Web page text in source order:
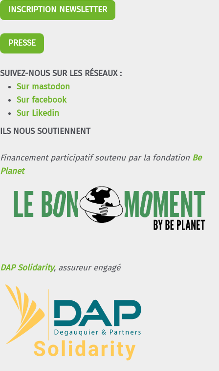
INSCRIPTION NEWSLETTER
PRESSE
SUIVEZ-NOUS SUR LES RÉSEAUX :
Sur mastodon
Sur facebook
Sur Likedin
ILS NOUS SOUTIENNENT
Financement participatif soutenu par la fondation Be
Planet
DAP Solidarity, assureur engagé